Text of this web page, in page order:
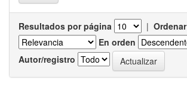
Resultados por página |
En orden
Autor/registro